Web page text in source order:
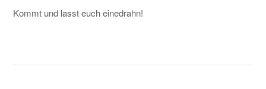
Kommt und lasst euch einedrahn!